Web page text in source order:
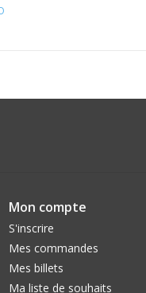
Mon compte
S'inscrire
Mes commandes
Mes billets
Ma liste de souhaits